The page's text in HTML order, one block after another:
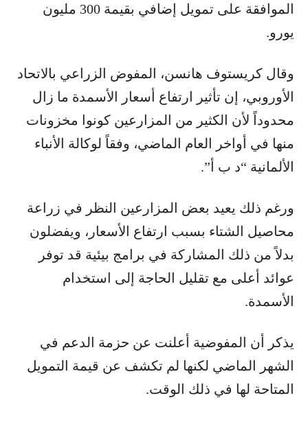
الموافقة على تمويل إضافي بقيمة 300 مليون
يورو.
وقال كريستوف هانسن، المفوض الزراعي بالاتحاد
الأوروبي، إن تأثير ارتفاع أسعار الأسمدة ما زال
محدوداً لأن الكثير من المزارعين كونوا مخزونات
منها في أواخر العام الماضي، وفقاً لوكالة الأنباء
الألمانية “د ب أ”.
ورغم ذلك يعيد بعض المزارعين النظر في زراعة
محاصيل الشتاء بسبب ارتفاع الأسعار، ويفضلون
بدلاً من ذلك المشاركة في برامج بيئية قد توفر
عوائد أعلى مع تقليل الحاجة إلى استخدام
الأسمدة.
يذكر أن المفوضية أعلنت عن حزمة الدعم في
الشهر الماضي لكنها لم تكشف عن قيمة التمويل
المتاحة لها في ذلك الوقت.